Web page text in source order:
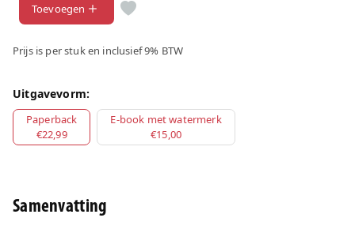
Toevoegen
Prijs is per stuk en inclusief 9% BTW
Uitgavevorm:
Paperback
€22,99
E-book met watermerk
€15,00
Samenvatting